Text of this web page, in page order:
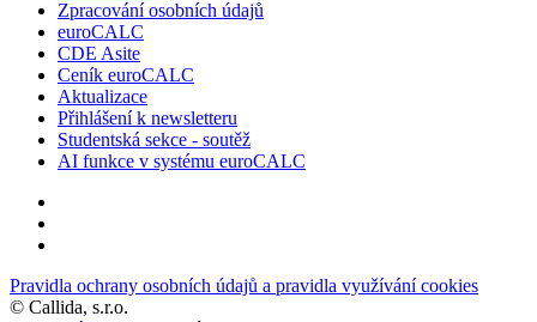
Zpracování osobních údajů
euroCALC
CDE Asite
Ceník euroCALC
Aktualizace
Přihlášení k newsletteru
Studentská sekce - soutěž
AI funkce v systému euroCALC
Pravidla ochrany osobních údajů a pravidla využívání cookies
© Callida, s.r.o.